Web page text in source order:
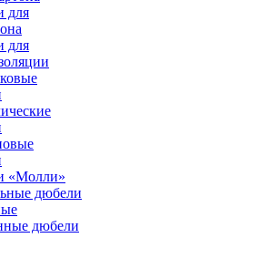
для
для
«Молли»
дюбели
дюбели